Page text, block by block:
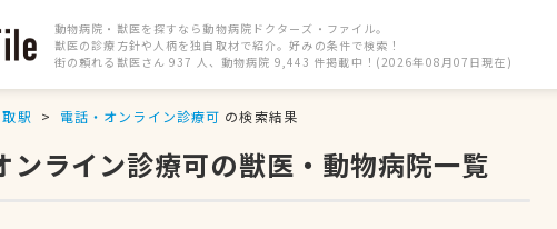
動物病院・獣医を探すなら動物病院ドクターズ・ファイル。
獣医の診療方針や人柄を独自取材で紹介。好みの条件で検索！
街の頼れる獣医さん 937 人、動物病院 9,443 件掲載中！(2026年08月07日現在)
駅 電話・オンライン診療可 の検索結果
ライン診療可の獣医・動物病院一覧